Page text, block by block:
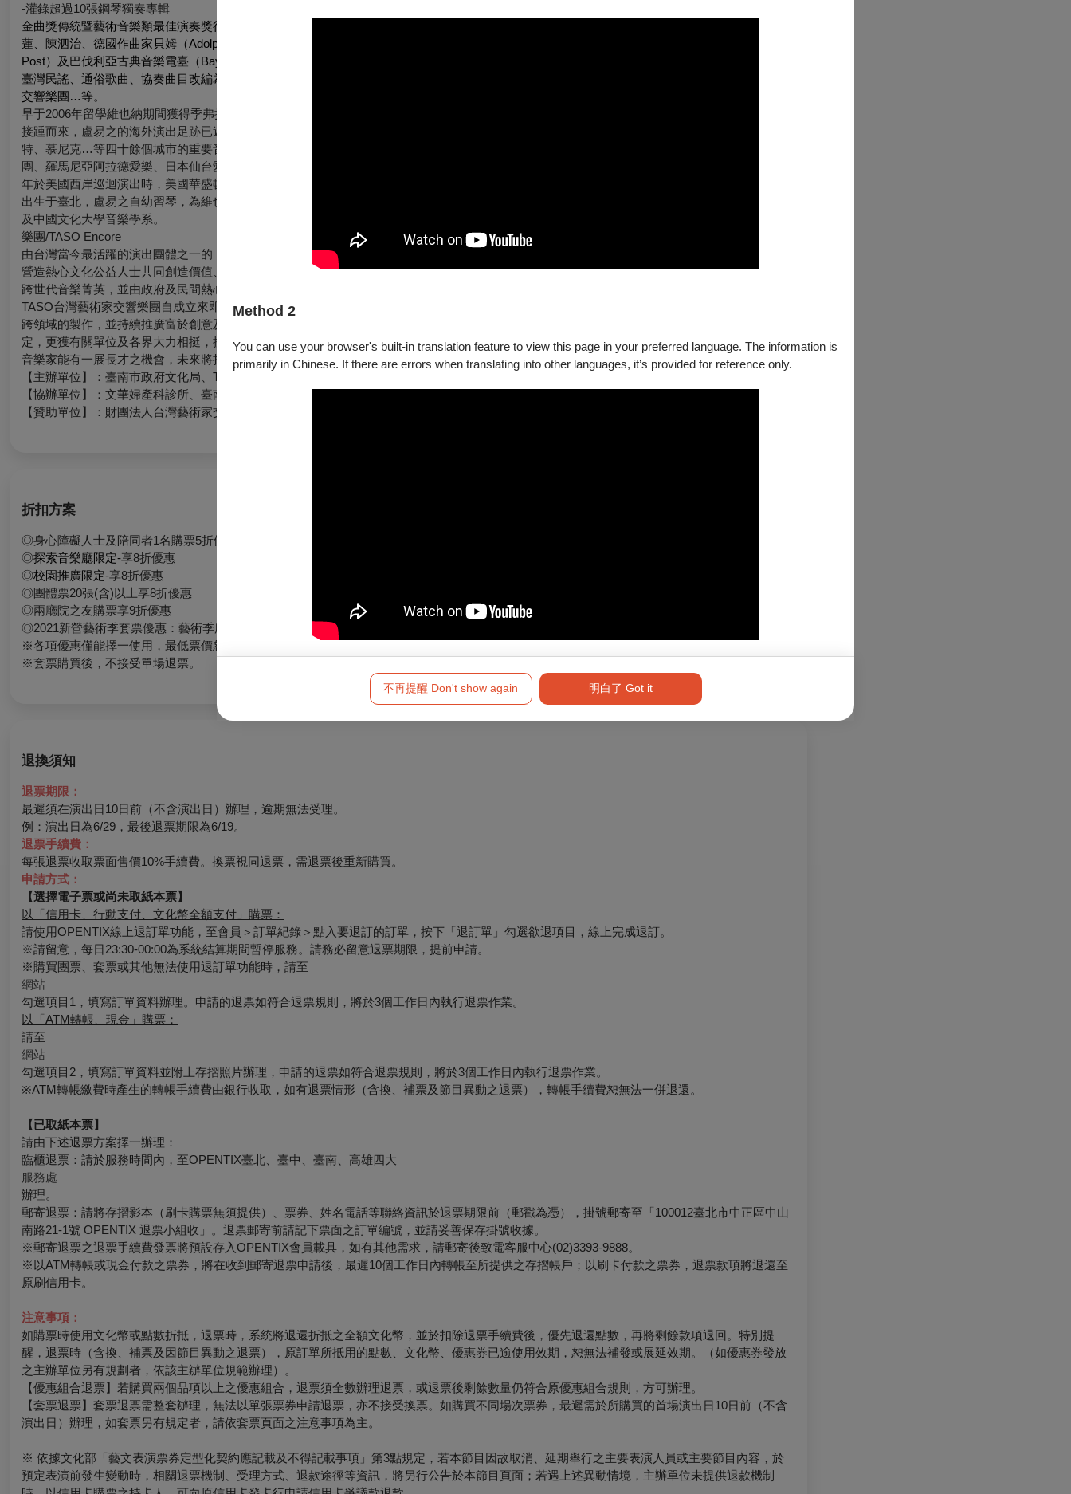
Method 2
You can use your browser's built-in translation feature to view this page in your preferred language. The information is
primarily in Chinese. If there are errors when translating into other languages, it’s provided for reference only.
不再提醒 Don't show again 明白了 Got it
-灌錄超過10張鋼琴獨奏專輯
金曲獎傳統暨藝術音樂類最佳演奏獎得主—盧易之，於繁忙的演出行程外，至今已灌錄十張鋼琴獨奏專輯，演出布拉姆斯、蕭邦、臺灣作曲家洪綺
蓮、陳泗治、德國作曲家貝姆（Adolph Kurt Böhm）作品以及由臺灣民謠改編之鋼琴獨奏曲，其中《貝姆鋼琴作品集》獲德國法蘭克郵報（Franken
Post）及巴伐利亞古典音樂電臺（Bayern 4 Klassik）極高評價，《我的蕭邦；我的布拉姆斯》更獲得金曲獎的肯定。熱衷於音樂編寫，盧易之喜將
臺灣民謠、通俗歌曲、協奏曲目改編為鋼琴獨奏曲，並已出版樂譜共四冊，是臺灣極少數集精湛琴藝、音樂創意與編曲功力於一身的鋼琴演奏家。
交響樂團…等。
早于2006年留學維也納期間獲得季弗拉基金會頒給的特殊榮耀—『季弗拉大獎』，自學生時代即于多項國際賽事中脫穎而出，世界各地的邀演因此
接踵而來，盧易之的海外演出足跡已遍及奧、德、義、荷、羅馬尼亞、斯洛伐克、美、加、日，並于維也納金廳、柏林愛樂廳及薩爾斯堡、司徒加
特、慕尼克…等四十餘個城市的重要音樂廳演出，歷年合作樂團包括：奧地利國家廣播電臺交響樂團、維也納太平洋室內樂團、柏林古典樂手樂
團、羅馬尼亞阿拉德愛樂、日本仙台愛樂、臺灣愛樂、臺北市立交響樂團、長榮交響樂團…等，於現當代音樂及室內樂領域亦有傑出的表現，2016
年於美國西岸巡迴演出時，美國華盛頓州金縣（King County）特別將該年的7月9日訂為「盧易之日」。
出生于臺北，盧易之自幼習琴，為維也納音樂暨表演藝術大學碩士，並獲柏林藝術大學最高演奏家文憑，目前任教于臺灣師範大學、臺灣藝術大學
及中國文化大學音樂學系。
樂團/TASO Encore
由台灣當今最活躍的演出團體之一的「TASO台灣藝術家交響樂團」所扶植的新興演奏團體。TASO持續推動音樂藝術工作及其他藝術文化活動，並
營造熱心文化公益人士共同創造價值、實現理想之交流平台。「TASO Encore」即是承載這個理念所新創立之表演藝術團體，透過集結雲嘉南三地
跨世代音樂菁英，並由政府及民間熱心公益單位所共同支持，串聯「雲嘉嘉營劇場連線」之概念，達到融合不同世代、傳遞美好音樂價值的目標。
TASO台灣藝術家交響樂團自成立來即結合台灣優秀音樂家與表演藝術工作者，以堅實的演奏實力，構想出契合當代、以人與土地為主軸之純音樂與
跨領域的製作，並持續推廣富於創意及高水準之表演藝術，期望發揮藝術安定社會，淨化人心的強大力量，多年來推動藝術工作的成績受到各方肯
定，更獲有關單位及各界大力相挺，接受各級政府及企業邀演數百場次。本次扶植成立「TASO Encore」，主要目標是協助在地且具有熱情的年輕
音樂家能有一展長才之機會，未來將持續以深植音樂文化根底為己任，落實演奏、教育及推廣，期許能開啟台灣音樂文化嶄新的篇章。
【主辦單位】：臺南市政府文化局、TASO台灣藝術家交響樂團
【協辦單位】：文華婦產科診所、臺南市南瀛愛樂藝文協會、國立嘉義高級中學
【贊助單位】：財團法人台灣藝術家交響樂團文化基金會、社團法人台南市醫師公會、國際獅子會300D1區
折扣方案
◎身心障礙人士及陪同者1名購票5折優待，入場時應出示身心障礙手冊，陪同者與身障者需同時入場
◎探索音樂廳限定-享8折優惠
◎校園推廣限定-享8折優惠
◎團體票20張(含)以上享8折優惠
◎兩廳院之友購票享9折優惠
◎2021新營藝術季套票優惠：藝術季所有節目任選四張，不限同檔節目享85折優惠。
※各項優惠僅能擇一使用，最低票價恕不提供折扣。
※套票購買後，不接受單場退票。
退換須知
退票期限：
最遲須在演出日10日前（不含演出日）辦理，逾期無法受理。
例：演出日為6/29，最後退票期限為6/19。
退票手續費：
每張退票收取票面售價10%手續費。換票視同退票，需退票後重新購買。
申請方式：
【選擇電子票或尚未取紙本票】
以「信用卡、行動支付、文化幣全額支付」購票：
請使用OPENTIX線上退訂單功能，至會員＞訂單紀錄＞點入要退訂的訂單，按下「退訂單」勾選欲退項目，線上完成退訂。
※請留意，每日23:30-00:00為系統結算期間暫停服務。請務必留意退票期限，提前申請。
※購買團票、套票或其他無法使用退訂單功能時，請至
網站
勾選項目1，填寫訂單資料辦理。申請的退票如符合退票規則，將於3個工作日內執行退票作業。
以「ATM轉帳、現金」購票：
請至
網站
勾選項目2，填寫訂單資料並附上存摺照片辦理，申請的退票如符合退票規則，將於3個工作日內執行退票作業。
※ATM轉帳繳費時產生的轉帳手續費由銀行收取，如有退票情形（含換、補票及節目異動之退票），轉帳手續費恕無法一併退還。
【已取紙本票】
請由下述退票方案擇一辦理：
臨櫃退票：請於服務時間內，至OPENTIX臺北、臺中、臺南、高雄四大
服務處
辦理。
郵寄退票：請將存摺影本（刷卡購票無須提供）、票券、姓名電話等聯絡資訊於退票期限前（郵戳為憑），掛號郵寄至「100012臺北市中正區中山
南路21-1號 OPENTIX 退票小組收」。退票郵寄前請記下票面之訂單編號，並請妥善保存掛號收據。
※郵寄退票之退票手續費發票將預設存入OPENTIX會員載具，如有其他需求，請郵寄後致電客服中心(02)3393-9888。
※以ATM轉帳或現金付款之票券，將在收到郵寄退票申請後，最遲10個工作日內轉帳至所提供之存摺帳戶；以刷卡付款之票券，退票款項將退還至
原刷信用卡。
注意事項：
如購票時使用文化幣或點數折抵，退票時，系統將退還折抵之全額文化幣，並於扣除退票手續費後，優先退還點數，再將剩餘款項退回。特別提
醒，退票時（含換、補票及因節目異動之退票），原訂單所抵用的點數、文化幣、優惠券已逾使用效期，恕無法補發或展延效期。（如優惠券發放
之主辦單位另有規劃者，依該主辦單位規範辦理）。
【優惠組合退票】若購買兩個品項以上之優惠組合，退票須全數辦理退票，或退票後剩餘數量仍符合原優惠組合規則，方可辦理。
【套票退票】套票退票需整套辦理，無法以單張票券申請退票，亦不接受換票。如購買不同場次票券，最遲需於所購買的首場演出日10日前（不含
演出日）辦理，如套票另有規定者，請依套票頁面之注意事項為主。
※ 依據文化部「藝文表演票券定型化契約應記載及不得記載事項」第3點規定，若本節目因故取消、延期舉行之主要表演人員或主要節目內容，於
預定表演前發生變動時，相關退票機制、受理方式、退款途徑等資訊，將另行公告於本節目頁面；若遇上述異動情境，主辦單位未提供退款機制